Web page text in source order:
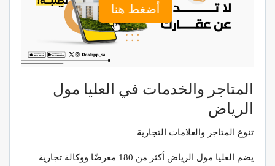
أضغط هنا
المتاجر والخدمات في العليا مول
الرياض
تنوع المتاجر والعلامات التجارية
يضم العليا مول الرياض أكثر من 180 معرضًا ووكالة تجارية